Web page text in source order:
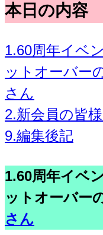
本日の内容
1.60周年イベ
ットオーバー
さん
2.新会員の皆
9.編集後記
1.60周年イベ
ットオーバ
さん